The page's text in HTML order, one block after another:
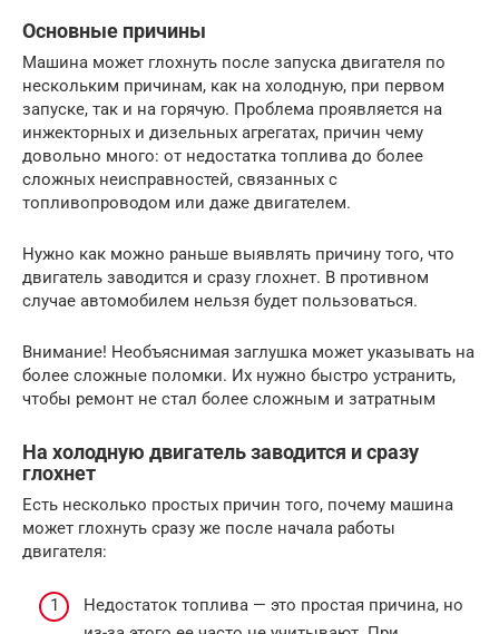
Основные причины
Машина может глохнуть после запуска двигателя по
нескольким причинам, как на холодную, при первом
запуске, так и на горячую. Проблема проявляется на
инжекторных и дизельных агрегатах, причин чему
довольно много: от недостатка топлива до более
сложных неисправностей, связанных с
топливопроводом или даже двигателем.
Нужно как можно раньше выявлять причину того, что
двигатель заводится и сразу глохнет. В противном
случае автомобилем нельзя будет пользоваться.
Внимание! Необъяснимая заглушка может указывать на
более сложные поломки. Их нужно быстро устранить,
чтобы ремонт не стал более сложным и затратным
На холодную двигатель заводится и сразу
глохнет
Есть несколько простых причин того, почему машина
может глохнуть сразу же после начала работы
двигателя:
Недостаток топлива — это простая причина, но